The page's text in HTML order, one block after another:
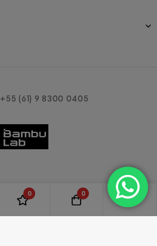
+55 (61) 9 8300 0405
0 0